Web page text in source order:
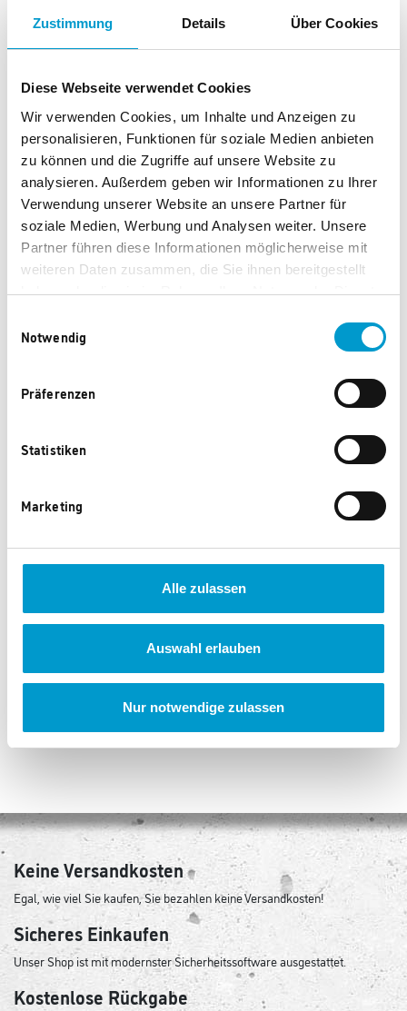
Zustimmung Details Über Cookies
Diese Webseite verwendet Cookies
Wir verwenden Cookies, um Inhalte und Anzeigen zu
personalisieren, Funktionen für soziale Medien anbieten
zu können und die Zugriffe auf unsere Website zu
analysieren. Außerdem geben wir Informationen zu Ihrer
Verwendung unserer Website an unsere Partner für
soziale Medien, Werbung und Analysen weiter. Unsere
Partner führen diese Informationen möglicherweise mit
weiteren Daten zusammen, die Sie ihnen bereitgestellt
haben oder die sie im Rahmen Ihrer Nutzung der Dienste
Notwendig
Präferenzen
Statistiken
Marketing
Alle zulassen
Auswahl erlauben
Nur notwendige zulassen
150 Punkte 170 Punkte
Caparol Cuttermesser
333 Punkte
Caparol Stoffelefant
350 Punkte
1 2 3 ... 104
Keine Versandkosten
Egal, wie viel Sie kaufen, Sie bezahlen keine Versandkosten!
Sicheres Einkaufen
Unser Shop ist mit modernster Sicherheitssoftware ausgestattet.
Kostenlose Rückgabe